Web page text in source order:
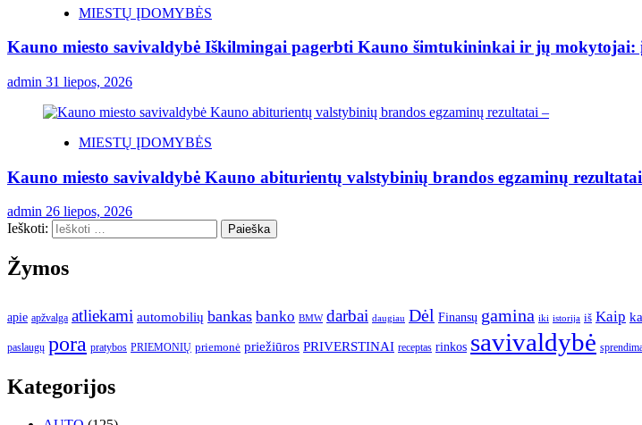
MIESTŲ ĮDOMYBĖS
Kauno miesto savivaldybė Iškilmingai pagerbti Kauno šimtukininkai ir jų mokytojai:
admin 31 liepos, 2026
MIESTŲ ĮDOMYBĖS
Kauno miesto savivaldybė Kauno abiturientų valstybinių brandos egzaminų
admin 26 liepos, 2026
Ieškoti:
Žymos
apie apžvalga atliekami automobilių bankas banko BMW darbai daugiau Dėl Finansų gamina iki istorija iš Kaip
paslaugų pora pratybos PRIEMONIŲ priemonė priežiūros PRIVERSTINAI receptas rinkos savivaldybė
Kategorijos